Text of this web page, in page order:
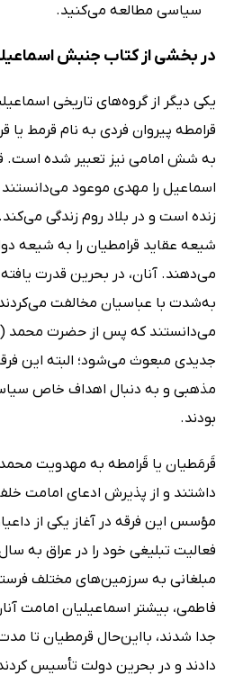
سیاسی مطالعه می‌کنید.
در بخشی از کتاب جنبش
یکی دیگر از گروه‌های تاریخی
قرامطه پیروان فردی به نام قرمط یا
به شش امامی نیز تعبیر شده است.
اسماعیل را مهدی موعود
زنده است و در بلاد روم زندگی
شیعه عقاید قرامطیان را به شیعه
می‌دهند. آنان، در بحرین قدرت
به‌شدت با عباسیان مخالفت
می‌دانستند که پس از حضرت محمد
جدیدی مبعوث می‌شود؛ البته این
مذهبی و به دنبال اهداف خاص
بودند.
قَرمَطیان یا قَرامطه به مهدویت
داشتند و از پذیرش ادعای امامت
مؤسس این فرقه در آغاز یکی از
مبلغانی به سرزمین‌های مختلف
فاطمی، بیشتر اسماعیلیان امامت
جدا شدند، بااین‌حال قرمطیان تا
دادند و در بحرین دولت تأسیس